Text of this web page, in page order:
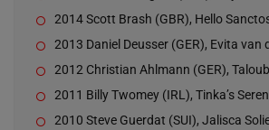
2014 Scott Brash (GBR), Hello
2013 Daniel Deusser (GER), Evita van
2012 Christian Ahlmann (GER),
2011 Billy Twomey (IRL), Tinka’s
2010 Steve Guerdat (SUI), Jalisca